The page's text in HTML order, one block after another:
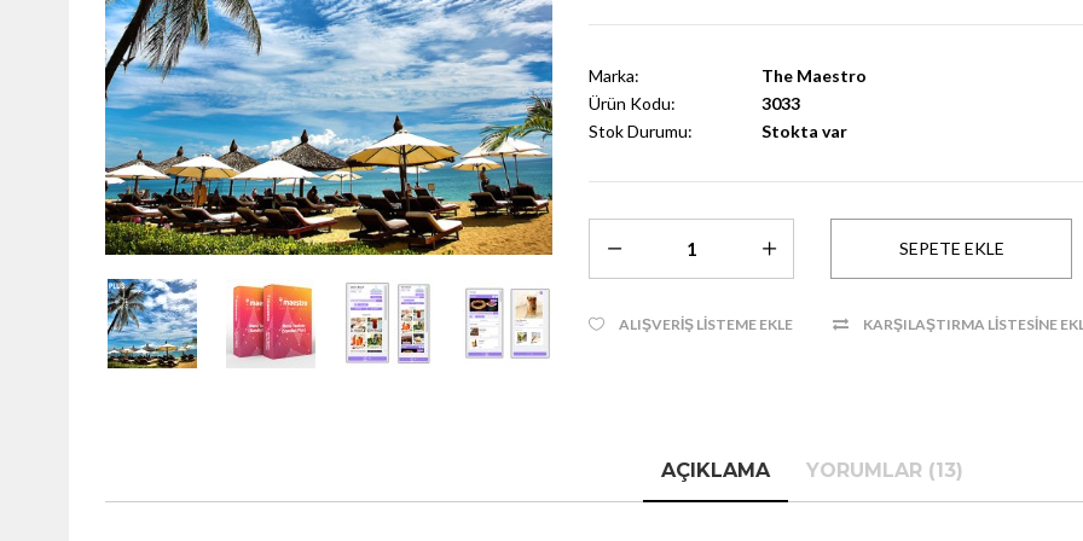
Marka:
The Maestro
Ürün Kodu:
3033
Stok Durumu:
Stokta var
ALIŞVERIŞ LISTEME EKLE KARŞILAŞTIRMA LISTESINE
AÇIKLAMA YORUMLAR (13)